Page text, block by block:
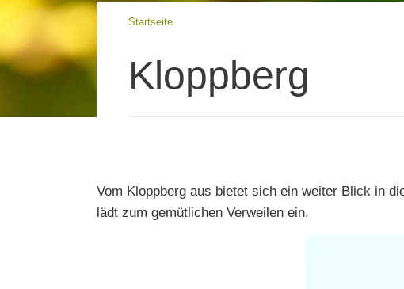
Startseite
Kloppberg
Vom Kloppberg aus bietet sich ein weiter Blick in
lädt zum gemütlichen Verweilen ein.